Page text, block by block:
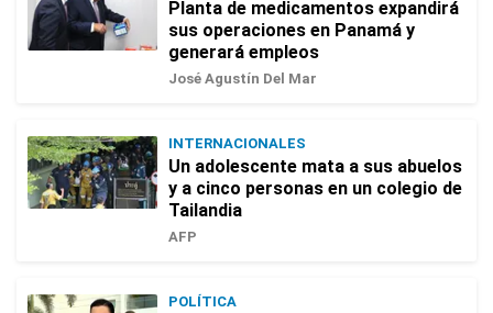
Planta de medicamentos expandirá
sus operaciones en Panamá y
generará empleos
José Agustín Del Mar
INTERNACIONALES
Un adolescente mata a sus abuelos
y a cinco personas en un colegio de
Tailandia
AFP
POLÍTICA